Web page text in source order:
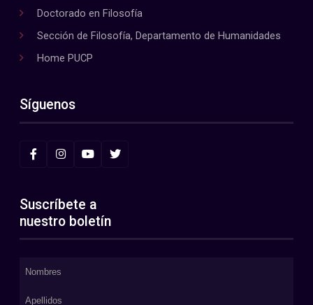
Doctorado en Filosofía
Sección de Filosofía, Departamento de Humanidades
Home PUCP
Síguenos
Suscríbete a
nuestro boletín